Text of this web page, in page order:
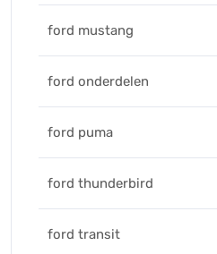
ford mustang
ford onderdelen
ford puma
ford thunderbird
ford transit